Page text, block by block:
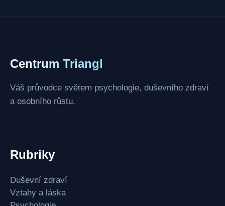
Centrum Triangl
Váš průvodce světem psychologie, duševního zdraví
a osobního růstu.
Rubriky
Duševní zdraví
Vztahy a láska